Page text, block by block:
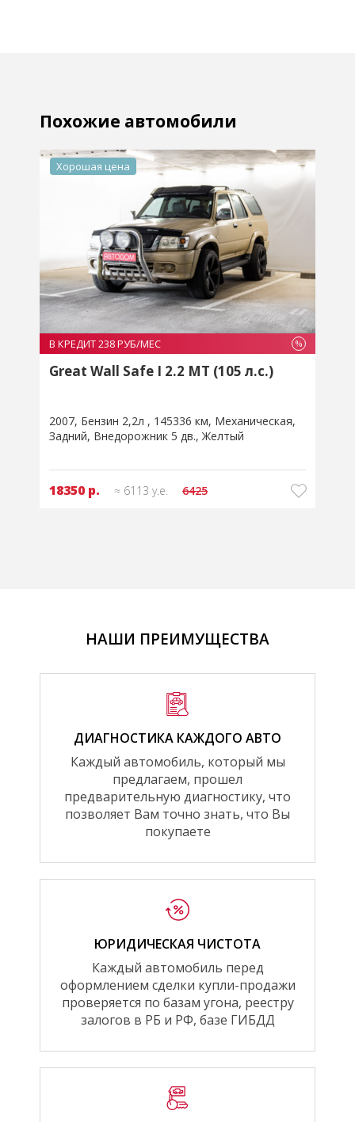
Похожие автомобили
Хорошая цена
В КРЕДИТ 238 РУБ/МЕС %
Great Wall Safe I 2.2 MT (105 л.с.)
2007 Бензин 2,2л 145336 км Механическая
Задний Внедорожник 5 дв. Желтый
18350 р. ≈ 6113 у.е. 6425
НАШИ ПРЕИМУЩЕСТВА
ДИАГНОСТИКА КАЖДОГО АВТО
Каждый автомобиль, который мы
предлагаем, прошел
предварительную диагностику, что
позволяет Вам точно знать, что Вы
покупаете
ЮРИДИЧЕСКАЯ ЧИСТОТА
Каждый автомобиль перед
оформлением сделки купли-продажи
проверяется по базам угона, реестру
залогов в РБ и РФ, базе ГИБДД